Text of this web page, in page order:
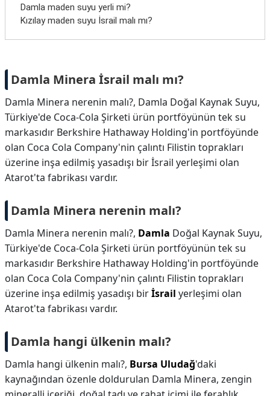
Damla maden suyu yerli mi?
Kızılay maden suyu İsrail malı mı?
Damla Minera İsrail malı mı?
Damla Minera nerenin malı?, Damla Doğal Kaynak Suyu,
Türkiye'de Coca-Cola Şirketi ürün portföyünün tek su
markasıdır Berkshire Hathaway Holding'in portföyünde
olan Coca Cola Company'nin çalıntı Filistin toprakları
üzerine inşa edilmiş yasadışı bir İsrail yerleşimi olan
Atarot'ta fabrikası vardır.
Damla Minera nerenin malı?
Damla Minera nerenin malı?, Damla Doğal Kaynak Suyu,
Türkiye'de Coca-Cola Şirketi ürün portföyünün tek su
markasıdır Berkshire Hathaway Holding'in portföyünde
olan Coca Cola Company'nin çalıntı Filistin toprakları
üzerine inşa edilmiş yasadışı birİsrail yerleşimi olan
Atarot'ta fabrikası vardır.
Damla hangi ülkenin malı?
Damla hangi ülkenin malı?, Bursa Uludağ'daki
kaynağından özenle doldurulan Damla Minera, zengin